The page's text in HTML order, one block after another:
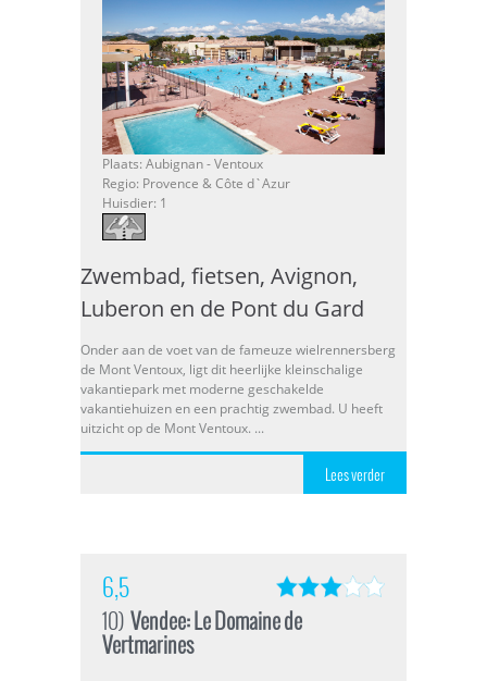
Plaats: Aubignan - Ventoux
Regio: Provence & Côte d`Azur
Huisdier: 1
Zwembad, fietsen, Avignon,
Luberon en de Pont du Gard
Onder aan de voet van de fameuze wielrennersberg
de Mont Ventoux, ligt dit heerlijke kleinschalige
vakantiepark met moderne geschakelde
vakantiehuizen en een prachtig zwembad. U heeft
uitzicht op de Mont Ventoux. ...
Lees verder
6,5
10) Vendee: Le Domaine de
Vertmarines